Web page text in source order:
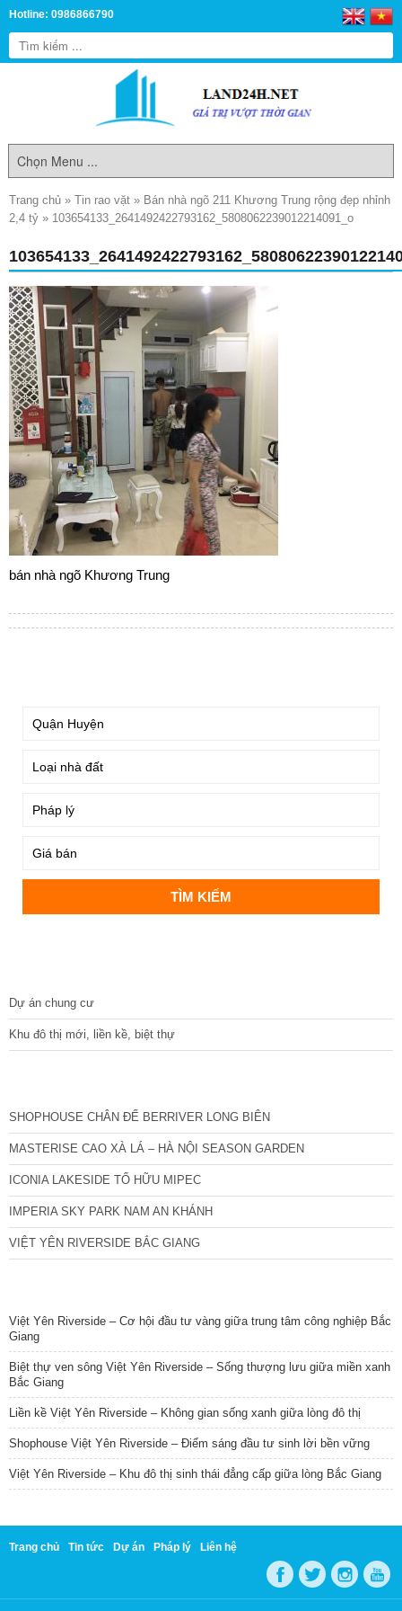
Hotline: 0986866790
Trang chủ » Tin rao vặt » Bán nhà ngõ 211 Khương Trung rộng đẹp nhỉnh
2,4 tỷ » 103654133_2641492422793162_5808062239012214091_o
bán nhà ngõ Khương Trung
Dự án chung cư
Khu đô thị mới, liền kề, biệt thự
SHOPHOUSE CHÂN ĐẾ BERRIVER LONG BIÊN
MASTERISE CAO XÀ LÁ – HÀ NỘI SEASON GARDEN
ICONIA LAKESIDE TỐ HỮU MIPEC
IMPERIA SKY PARK NAM AN KHÁNH
VIỆT YÊN RIVERSIDE BẮC GIANG
Việt Yên Riverside – Cơ hội đầu tư vàng giữa trung tâm công nghiệp Bắc
Giang
Biệt thự ven sông Việt Yên Riverside – Sống thượng lưu giữa miền xanh
Bắc Giang
Liền kề Việt Yên Riverside – Không gian sống xanh giữa lòng đô thị
Shophouse Việt Yên Riverside – Điểm sáng đầu tư sinh lời bền vững
Việt Yên Riverside – Khu đô thị sinh thái đẳng cấp giữa lòng Bắc Giang
Trang chủ Tin tức Dự án Pháp lý Liên hệ